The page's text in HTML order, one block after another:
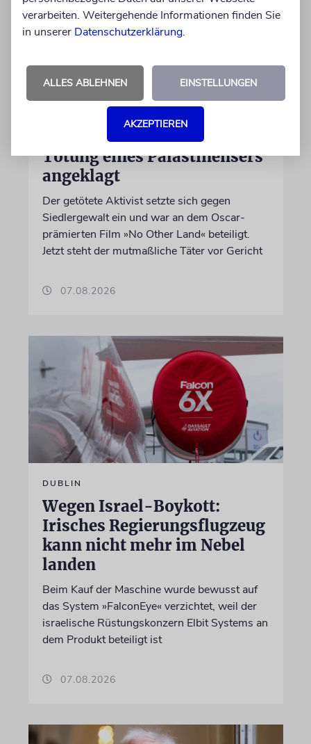
Israelischer Siedler wegen
Tötung eines Palästinensers
angeklagt
Der getötete Aktivist setzte sich gegen
Siedlergewalt ein und war an dem Oscar-
prämierten Film »No Other Land« beteiligt.
Jetzt steht der mutmaßliche Täter vor Gericht
07.08.2026
DUBLIN
Wegen Israel-Boykott:
Irisches Regierungsflugzeug
kann nicht mehr im Nebel
landen
Beim Kauf der Maschine wurde bewusst auf
das System »FalconEye« verzichtet, weil der
israelische Rüstungskonzern Elbit Systems an
dem Produkt beteiligt ist
07.08.2026
verarbeiten. Weitergehende Informationen finden Sie
in unserer Datenschutzerklärung.
ALLES ABLEHNEN EINSTELLUNGEN
AKZEPTIEREN